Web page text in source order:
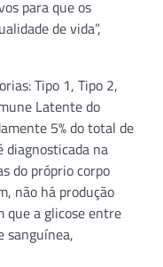
para que os
de vida”,
Tipo 1, Tipo 2,
Latente do
5% do total de
diagnosticada na
do próprio corpo
não há produção
que a glicose entre
sanguínea,